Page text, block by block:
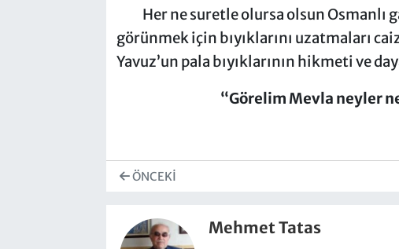
Her ne suretle olursa olsun Osmanlı
görünmek için bıyıklarını uzatmaları
Yavuz’un pala bıyıklarının hikmeti ve
“Görelim Mevla neyler
ÖNCEKI
Mehmet Tatas